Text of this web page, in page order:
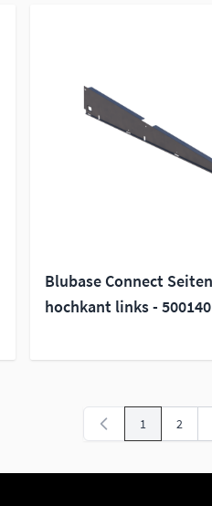
Blubase Connect
hochkant links - 500140
Sie lesen
1 Seite
2